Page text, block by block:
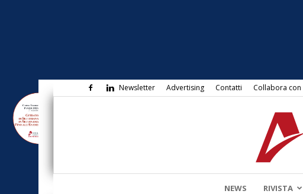
Newsletter Advertising Contatti Collabora con
NEWS RIVISTA